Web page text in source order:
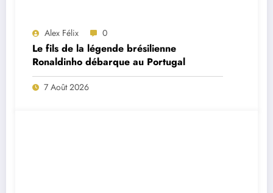
Alex Félix 0
Le fils de la légende brésilienne
Ronaldinho débarque au Portugal
7 Août 2026